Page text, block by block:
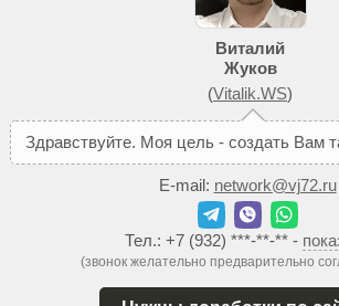
Виталий
Жуков
(Vitalik.WS)
Здравствуйте. Моя цель - создать Вам т
который поможет
E-mail:network@vj72.ru
Тел.:+7 (932) ***-**-**-